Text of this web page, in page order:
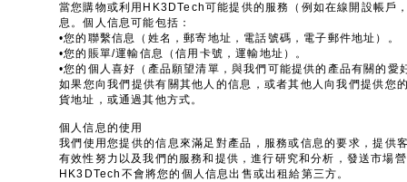
當您購物或利用HK3DTech可能提供的服務（例如在線開設帳戶
息。個人信息可能包括：
•您的聯繫信息（姓名，郵寄地址，電話號碼，電子郵件地址）。
•您的賬單/運輸信息（信用卡號，運輸地址）。
•您的個人喜好（產品願望清單，與我們可能提供的產品有關的愛
如果您向我們提供有關其他人的信息，或者其他人向我們提供您
貨地址，或通過其他方式。
個人信息的使用
我們使用您提供的信息來滿足對產品，服務或信息的要求，提供
有效性努力以及我們的服務和提供，進行研究和分析，發送市場
HK3DTech不會將您的個人信息出售或出租給第三方。